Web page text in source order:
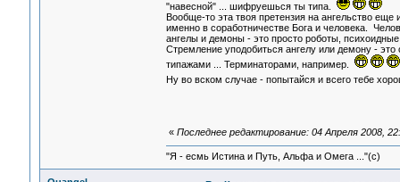
"навесной" ... шифруешься ты типа.
Вообще-то эта твоя претензия на ангельство
именно в соработничестве Бога и человека.
ангелы и демоны - это просто роботы,
Стремление уподобиться ангелу или демону -
типажами ... Терминаторами, например.
Ну во вском случае - попытайся и всего тебе
« Последнее редактирование: 04 Апреля 2008,
"Я - есмь Истина и Путь, Альфа и Омега ..."(с)